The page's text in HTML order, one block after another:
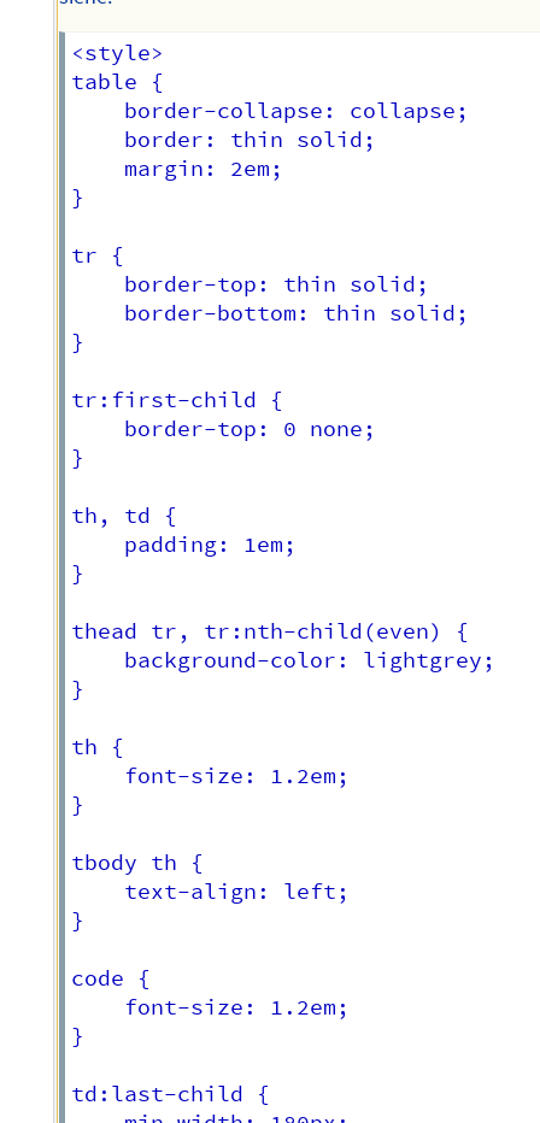
<style>
table {
}
tr {
}
tr:first-child {
}
th, td {
}
thead tr, tr:nth-child(even) {
}
th {
}
tbody th {
}
code {
}
td:last-child {